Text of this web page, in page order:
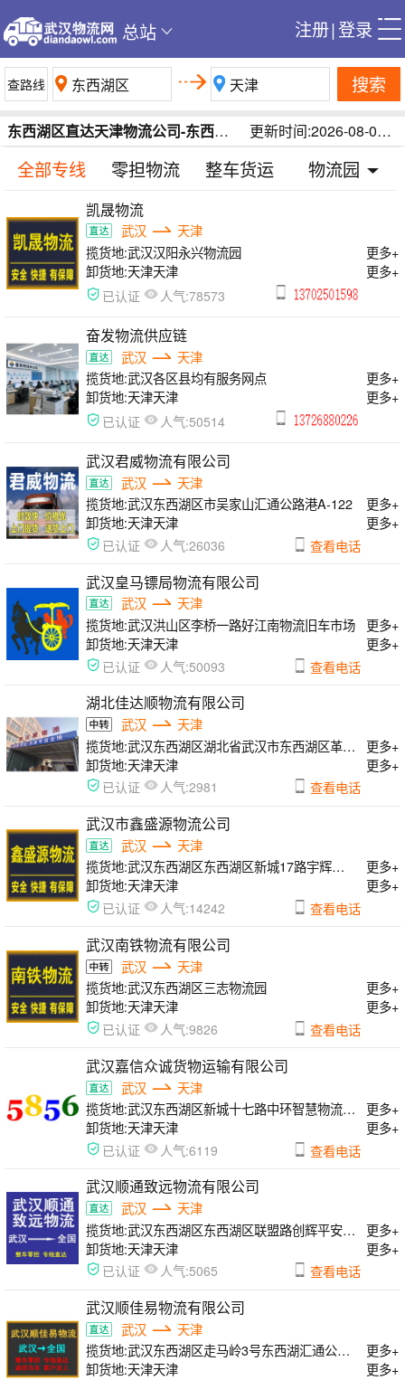
总站 注册|登录
搜索
更新时间:2026-08-08 15:21:11
东西湖区直达天津物流公司-东西湖区到天津物流专线-武汉东西湖区到天津物流运费在线查询/每日更新
全部专线 零担物流 整车货运 物流园
凯晟物流
武汉
天津
揽货地:武汉汉阳永兴物流园
更多+
卸货地:天津天津 更多+
已认证 人气:78573
奋发物流供应链
武汉
天津
揽货地:武汉各区县均有服务网点
更多+
卸货地:天津天津 更多+
已认证 人气:50514
武汉君威物流有限公司
武汉
天津
揽货地:武汉东西湖区市吴家山汇通公路港A-122
更多+
卸货地:天津天津 更多+
已认证 人气:26036 查看电话
武汉皇马镖局物流有限公司
武汉
天津
揽货地:武汉洪山区李桥一路好江南物流旧车市场
更多+
卸货地:天津天津 更多+
已认证 人气:50093 查看电话
湖北佳达顺物流有限公司
武汉
天津
揽货地:武汉东西湖区湖北省武汉市东西湖区革新大道道和物流园306号天津专线
更多+
卸货地:天津天津 更多+
已认证 人气:2981 查看电话
武汉市鑫盛源物流公司
武汉
天津
揽货地:武汉东西湖区东西湖区新城17路宇辉物流园
更多+
卸货地:天津天津 更多+
已认证 人气:14242 查看电话
武汉南铁物流有限公司
武汉
天津
揽货地:武汉东西湖区三志物流园
更多+
卸货地:天津天津 更多+
已认证 人气:9826 查看电话
武汉嘉信众诚货物运输有限公司
武汉
天津
揽货地:武汉东西湖区新城十七路中环智慧物流园大库16号
更多+
卸货地:天津天津 更多+
已认证 人气:6119 查看电话
武汉顺通致远物流有限公司
武汉
天津
揽货地:武汉东西湖区东西湖区联盟路创辉平安物流园3楼整层
更多+
卸货地:天津天津 更多+
已认证 人气:5065 查看电话
武汉顺佳易物流有限公司
武汉
天津
揽货地:武汉东西湖区走马岭3号东西湖汇通公路港
更多+
卸货地:天津天津 更多+